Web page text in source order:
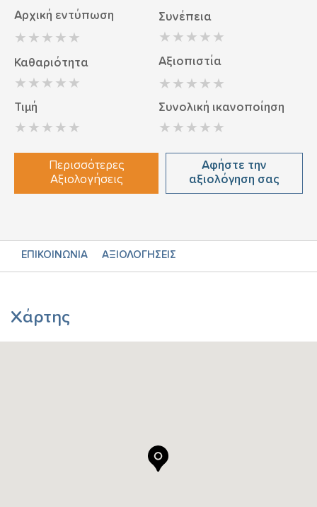
Αρχική εντύπωση Συνέπεια
Καθαριότητα Αξιοπιστία
Τιμή Συνολική ικανοποίηση
Περισσότερες
Αξιολογήσεις
Αφήστε την
αξιολόγηση σας
ΕΠΙΚΟΙΝΩΝΙΑ ΑΞΙΟΛΟΓΗΣΕΙΣ
Χάρτης